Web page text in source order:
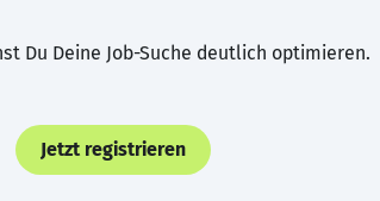
Du Deine Job-Suche deutlich optimieren.
Jetzt registrieren